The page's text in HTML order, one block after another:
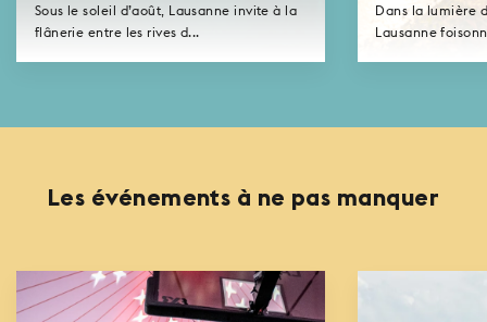
Sous le soleil d’août, Lausanne invite à la
flânerie entre les rives d...
Dans la lumière
Lausanne
Les événements à ne pas manquer